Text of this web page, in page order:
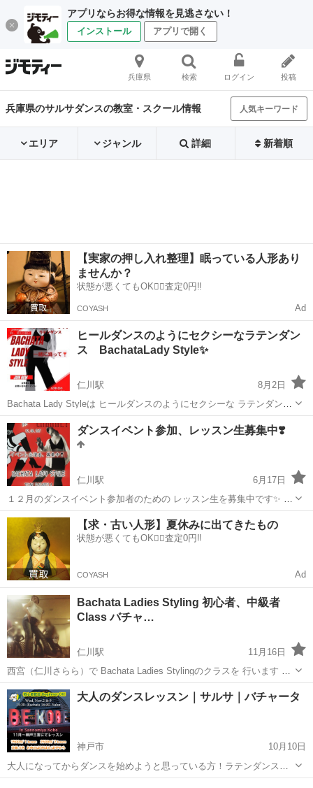
アプリならお得な情報を見逃さない！
インストール アプリで開く
兵庫県 検索 ログイン 投稿
兵庫県のサルサダンスの教室・スクール情報 人気キーワード
エリア ジャンル 詳細 新着順
【実家の押し入れ整理】眠っている人形あり
ませんか？
状態が悪くてもOK🙆‍♀️査定0円‼️
COYASH Ad
ヒールダンスのようにセクシーなラテンダン
ス BachataLady Style✨
仁川駅
8月2日
Bachata Lady Styleは ヒールダンスのようにセクシーな ラテンダンス
です✨ 元のドミニカンバチャータとは違い いろんなダンスジャンルの
テイストが ミックスされた とても美しくカッコいい踊りですよ😊 踊
った...
兵庫 宝塚市 仁川駅 サルサダンス セクシー
ダンスイベント参加、レッスン生募集中❣️
仁川駅
6月17日
１２月のダンスイベント参加者のための レッスン生を募集中です✨ 十
三の豪華なキャバレーでの イベントに、私達『Pasarela』も参加予定
です✨💗 私達はBachata Lady Style とい sexyでcoolな...
兵庫 宝塚市 仁川駅 サルサダンス レッスン生
【求・古い人形】夏休みに出てきたもの
状態が悪くてもOK🙆‍♀️査定0円‼️
COYASH Ad
Bachata Ladies Styling 初心者、中級者
Class バチャ…
仁川駅
11月16日
西宮（仁川さらら）で Bachata Ladies Stylingのクラスを 行います ヒ
ールダンスのようなラテンダンスを 踊ってみませんか？✨👠 時間
19時、又は20時から60min レッスン代 月4回以...
兵庫 宝塚市 仁川駅 ペアダンス
大人のダンスレッスン｜サルサ｜バチャータ
神戸市
10月10日
大人になってからダンスを始めようと思っている方！ラテンダンスに
挑戦してみませんか？(*^^*) 私のレッスンではペアは行っておらず、シ